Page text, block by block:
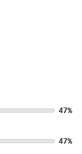
maakt of een
47%
47%